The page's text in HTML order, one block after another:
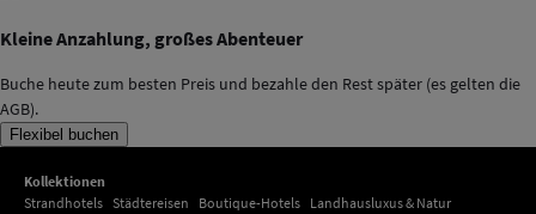
Kleine Anzahlung, großes Abenteuer
Buche heute zum besten Preis und bezahle den Rest später (es gelten die
AGB).
Flexibel buchen
Kollektionen
Strandhotels Städtereisen Boutique-Hotels Landhausluxus & Natur